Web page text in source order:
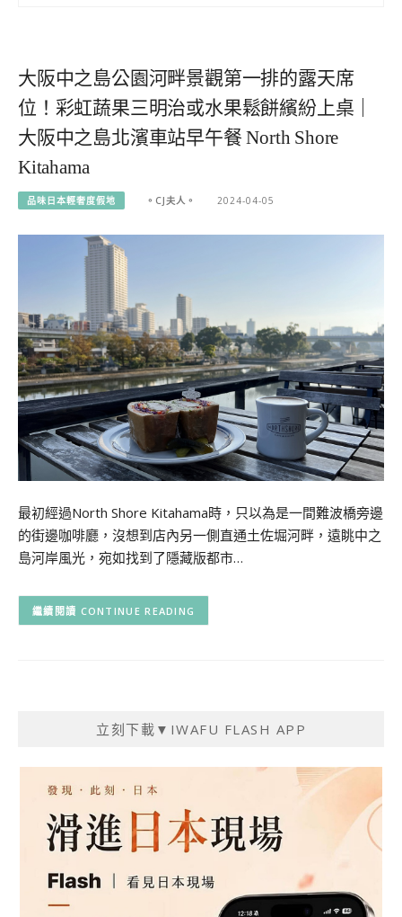
大阪中之島公園河畔景觀第一排的露天席
位！彩虹蔬果三明治或水果鬆餅繽紛上桌｜
大阪中之島北濱車站早午餐 North Shore
Kitahama
品味日本輕奢度假地 。CJ夫人。 2024-04-05
最初經過North Shore Kitahama時，只以為是一間難波橋旁邊
的街邊咖啡廳，沒想到店內另一側直通土佐堀河畔，遠眺中之
島河岸風光，宛如找到了隱藏版都市…
CONTINUE READING
立刻下載▼IWAFU FLASH APP